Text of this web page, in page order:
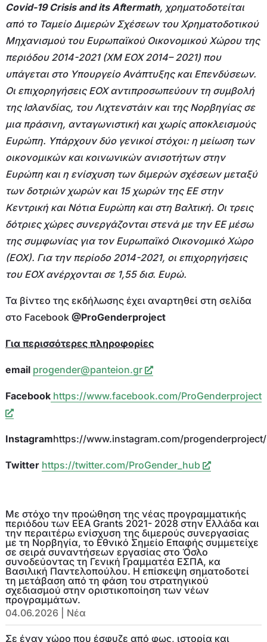
Covid-19 Crisis and its Aftermath, χρηματοδοτείται
από το Ταμείο Διμερών Σχέσεων του Χρηματοδοτικού
Μηχανισμού του Ευρωπαϊκού Οικονομικού Χώρου της
περιόδου 2014-2021 (ΧΜ ΕΟΧ 2014– 2021) που
υπάγεται στο Υπουργείο Ανάπτυξης και Επενδύσεων.
Οι επιχορηγήσεις ΕΟΧ αντιπροσωπεύουν τη συμβολή
της Ισλανδίας, του Λιχτενστάιν και της Νορβηγίας σε
μια πράσινη, ανταγωνιστική και χωρίς αποκλεισμούς
Ευρώπη. Υπάρχουν δύο γενικοί στόχοι: η μείωση των
οικονομικών και κοινωνικών ανισοτήτων στην
Ευρώπη και η ενίσχυση των διμερών σχέσεων μεταξύ
των δοτριών χωρών και 15 χωρών της ΕΕ στην
Κεντρική και Νότια Ευρώπη και στη Βαλτική. Οι τρεις
δότριες χώρες συνεργάζονται στενά με την ΕΕ μέσω
της συμφωνίας για τον Ευρωπαϊκό Οικονομικό Χώρο
(ΕΟΧ). Για την περίοδο 2014-2021, οι επιχορηγήσεις
του ΕΟΧ ανέρχονται σε 1,55 δισ. Ευρώ.
Τα βίντεο της εκδήλωσης έχει αναρτηθεί στη σελίδα
στο Facebook @ProGenderproject
Για περισσότερες πληροφορίες
email progender@panteion.gr
Facebookhttps://www.facebook.com/ProGenderproject
Ιnstagramhttps://www.instagram.com/progenderproject/
Twitter https://twitter.com/ProGender_hub
Με στόχο την προώθηση της νέας προγραμματικής
περιόδου των EEA Grants 2021- 2028 στην Ελλάδα και
την περαιτέρω ενίσχυση της διμερούς συνεργασίας
με τη Νορβηγία, το Εθνικό Σημείο Επαφής συμμετείχε
σε σειρά συναντήσεων εργασίας στο Όσλο
συνοδεύοντας τη Γενική Γραμματέα ΕΣΠΑ, κα
Βασιλική Παντελοπούλου. Η επίσκεψη σηματοδοτεί
τη μετάβαση από τη φάση του στρατηγικού
σχεδιασμού στην οριστικοποίηση των νέων
προγραμμάτων.
04.06.2026| Νέα
Σε έναν χώρο που έσφυζε από φως, ιστορία και